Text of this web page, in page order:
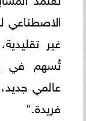
الاصطناعي
غير
تُسهم في
عالمي
فريدة."